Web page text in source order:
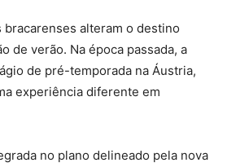
bracarenses alteram o destino
de verão. Na época passada, a
de pré-temporada na Áustria,
experiência diferente em
no plano delineado pela nova